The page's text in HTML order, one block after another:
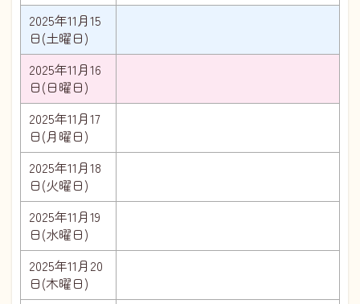
2025年11月15
日(土曜日)
2025年11月16
日(日曜日)
2025年11月17
日(月曜日)
2025年11月18
日(火曜日)
2025年11月19
日(水曜日)
2025年11月20
日(木曜日)